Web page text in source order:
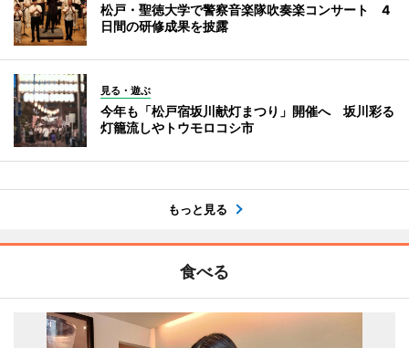
松戸・聖徳大学で警察音楽隊吹奏楽コンサート 4
日間の研修成果を披露
見る・遊ぶ
今年も「松戸宿坂川献灯まつり」開催へ 坂川彩る
灯籠流しやトウモロコシ市
もっと見る
食べる